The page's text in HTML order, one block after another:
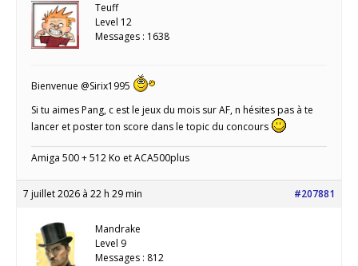
Teuff
Level 12
Messages : 1638
Bienvenue @Sirix1995
Si tu aimes Pang, c est le jeux du mois sur AF, n hésites pas à te
lancer et poster ton score dans le topic du concours
Amiga 500 + 512 Ko et ACA500plus
7 juillet 2026 à 22 h 29 min #207881
Mandrake
Level 9
Messages : 812